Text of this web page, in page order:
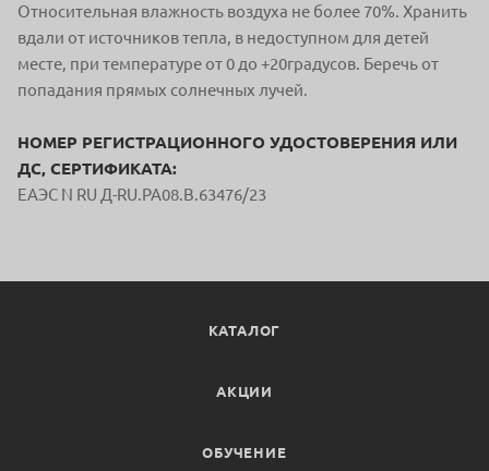
Относительная влажность воздуха не более 70%. Хранить
вдали от источников тепла, в недоступном для детей
месте, при температуре от 0 до +20градусов. Беречь от
попадания прямых солнечных лучей.
НОМЕР РЕГИСТРАЦИОННОГО УДОСТОВЕРЕНИЯ ИЛИ
ДС, СЕРТИФИКАТА:
ЕАЭС N RU Д-RU.РА08.В.63476/23
КАТАЛОГ
АКЦИИ
ОБУЧЕНИЕ